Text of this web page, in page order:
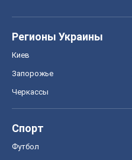
Регионы Украины
Киев
Запорожье
Черкассы
Спорт
Футбол